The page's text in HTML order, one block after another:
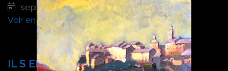
septembre 2023
Voir en détail
IL S ENVOLE